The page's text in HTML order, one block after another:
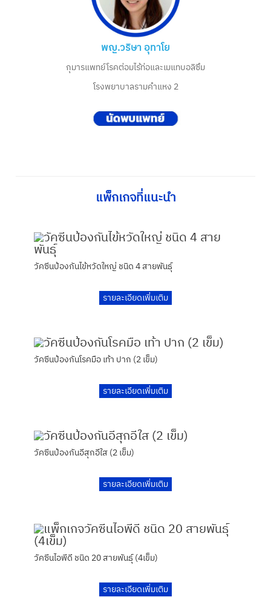
พญ.วริษา อุทาโย
กุมารแพทย์โรคต่อมไร้ท่อและเมแทบอลิซึม
โรงพยาบาลรามคำแหง 2
แพ็กเกจที่แนะนำ
วัคซีนป้องกันไข้หวัดใหญ่ ชนิด 4 สายพันธุ์
รายละเอียดเพิ่มเติม
วัคซีนป้องกันโรคมือ เท้า ปาก (2 เข็ม)
รายละเอียดเพิ่มเติม
วัคซีนป้องกันอีสุกอีใส (2 เข็ม)
รายละเอียดเพิ่มเติม
วัคซีนไอพีดี ชนิด 20 สายพันธุ์ (4เข็ม)
รายละเอียดเพิ่มเติม